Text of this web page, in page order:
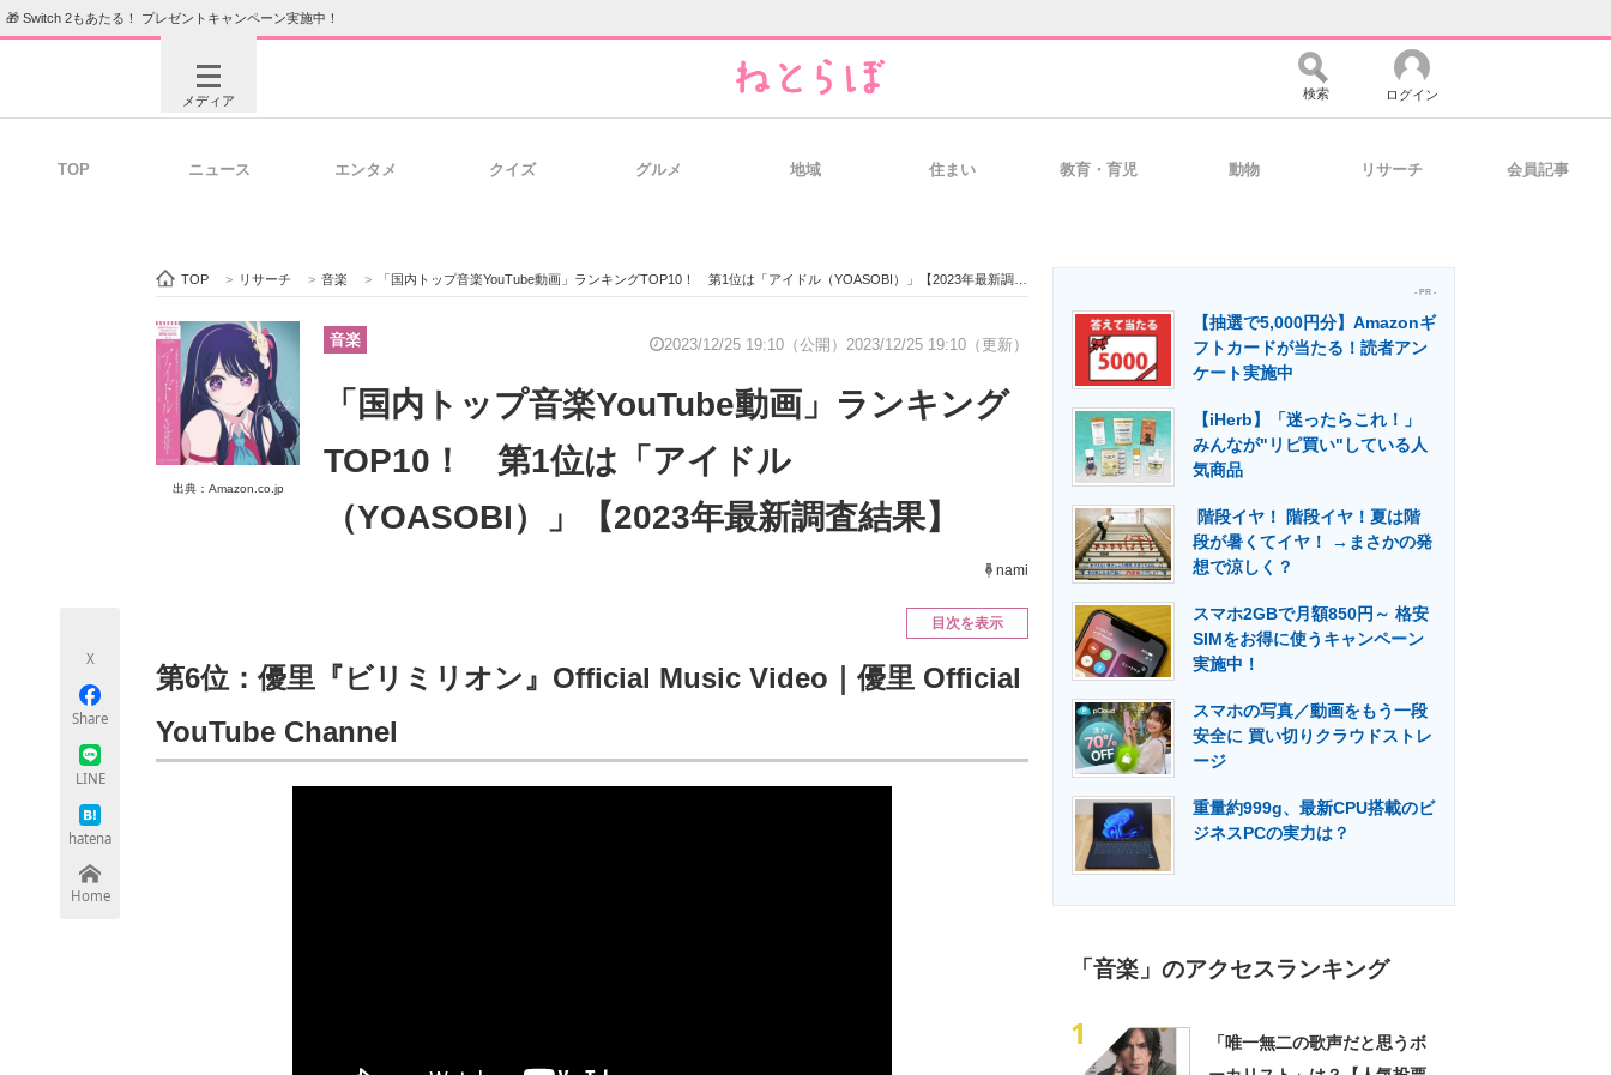
🎁 Switch 2もあたる！ プレゼントキャンペーン実施中！
メディア
ビジネスと働き方のヒント 経営リーダーのコミュニティ マーケ×ITの今がよく分かる
ITエンジニア向け専門サイト 製造業のIT導入・活用を支援
エネルギーの専門メディア 建設×テクノロジーの最前線
ちょっと気になるネットの話題
検索 ログイン
TOP ニュース エンタメ クイズ グルメ 地域 住まい 教育・育児 動物 リサーチ 会員記事
TOP > リサーチ > 音楽 > 「国内トップ音楽YouTube動画」ランキングTOP10！ 第1位は「アイドル（YOASOBI）」【2023年最新調査結果】
出典：Amazon.co.jp
音楽 2023/12/25 19:10（公開） 2023/12/25 19:10（更新）
「国内トップ音楽YouTube動画」ランキング
TOP10！ 第1位は「アイドル
（YOASOBI）」【2023年最新調査結果】
nami
X
Share
LINE
hatena
Home
目次を表示
第6位：優里『ビリミリオン』Official Music Video｜優里 Official
YouTube Channel
- PR -
【抽選で5,000円分】Amazonギ
フトカードが当たる！読者アン
ケート実施中
【iHerb】「迷ったらこれ！」
みんなが"リピ買い"している人
気商品
階段イヤ！ 階段イヤ！夏は階
段が暑くてイヤ！ →まさかの発
想で涼しく？
スマホ2GBで月額850円～ 格安
SIMをお得に使うキャンペーン
実施中！
スマホの写真／動画をもう一段
安全に 買い切りクラウドストレ
ージ
重量約999g、最新CPU搭載のビ
ジネスPCの実力は？
「音楽」のアクセスランキング
1
「唯一無二の歌声だと思うボ